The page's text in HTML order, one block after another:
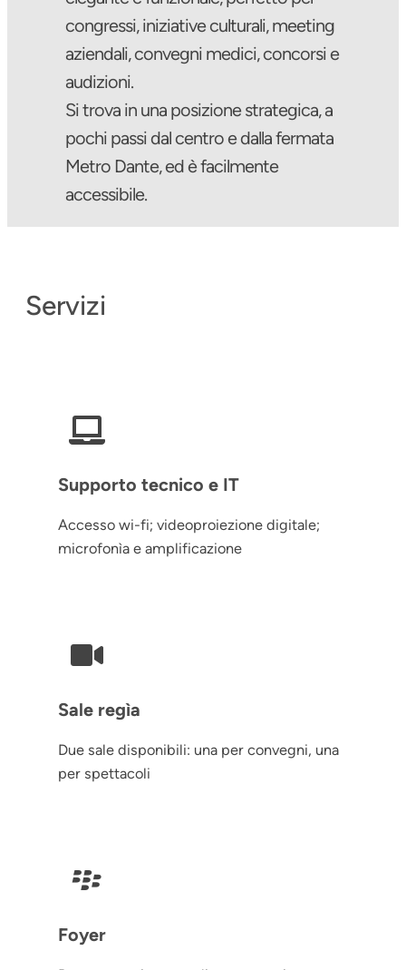
congressi, iniziative culturali, meeting
aziendali, convegni medici, concorsi e
audizioni.
Si trova in una posizione strategica, a
pochi passi dal centro e dalla fermata
Metro Dante, ed è facilmente
accessibile.
Servizi
Supporto tecnico e IT
Accesso wi-fi; videoproiezione digitale;
microfonìa e amplificazione
Sale regìa
Due sale disponibili: una per convegni, una
per spettacoli
Foyer